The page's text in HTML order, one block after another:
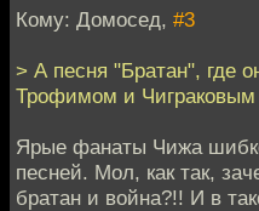
Кому: Домосед, #3
> А песня "Братан", где
Трофимом и
Ярые фанаты Чижа
песней. Мол, как так,
братан и война?!! И в